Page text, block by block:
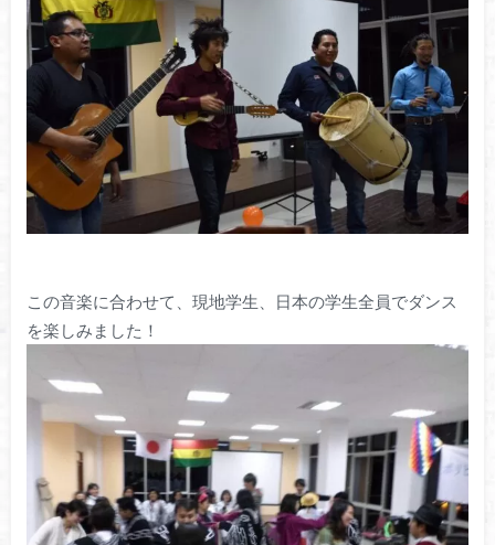
この音楽に合わせて、現地学生、日本の学生全員でダンス
を楽しみました！